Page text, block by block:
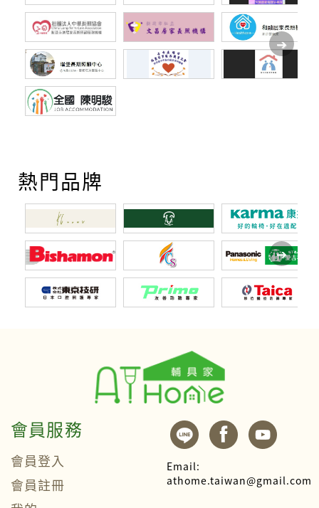
熱門品牌
會員服務
會員登入
會員註冊
Email:
athome.taiwan@gmail.com